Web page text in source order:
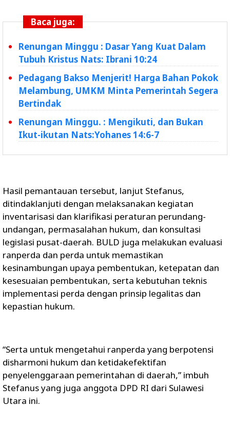
Baca juga:
Renungan Minggu : Dasar Yang Kuat Dalam
Tubuh Kristus Nats: Ibrani 10:24
Pedagang Bakso Menjerit! Harga Bahan Pokok
Melambung, UMKM Minta Pemerintah Segera
Bertindak
Renungan Minggu. : Mengikuti, dan Bukan
Ikut-ikutan Nats:Yohanes 14:6-7
Hasil pemantauan tersebut, lanjut Stefanus,
ditindaklanjuti dengan melaksanakan kegiatan
inventarisasi dan klarifikasi peraturan perundang-
undangan, permasalahan hukum, dan konsultasi
legislasi pusat-daerah. BULD juga melakukan evaluasi
ranperda dan perda untuk memastikan
kesinambungan upaya pembentukan, ketepatan dan
kesesuaian pembentukan, serta kebutuhan teknis
implementasi perda dengan prinsip legalitas dan
kepastian hukum.
“Serta untuk mengetahui ranperda yang berpotensi
disharmoni hukum dan ketidakefektifan
penyelenggaraan pemerintahan di daerah,” imbuh
Stefanus yang juga anggota DPD RI dari Sulawesi
Utara ini.